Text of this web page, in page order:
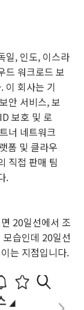
일, 인도, 이스라
드 워크로드 보
이 회사는 기
안 서비스, 보
보호 및 로
너 네트워크
폼 및 클라우
직접 판매 팀
.
20일선에서 조
습인데 20일선
는 지점입니다.